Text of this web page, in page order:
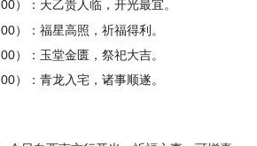
）：天乙贵人临，开光最宜。
）：福星高照，祈福得利。
）：玉堂金匮，祭祀大吉。
）：青龙入宅，诸事顺遂。